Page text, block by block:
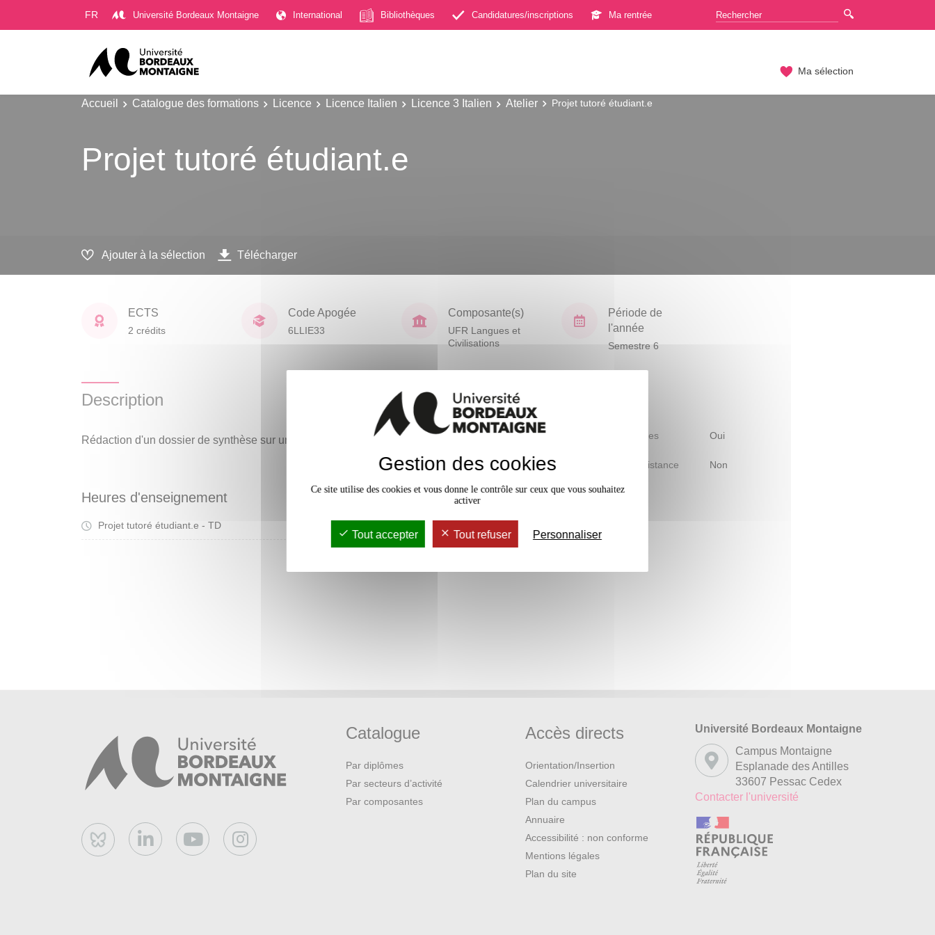
FR Université Bordeaux Montaigne International Bibliothèques Candidatures/inscriptions Ma rentrée
Ma sélection
Accueil Catalogue des formations Licence Licence Italien Licence 3 Italien Atelier Projet tutoré étudiant.e
Projet tutoré étudiant.e
Ajouter à la sélection Télécharger
ECTS
2 crédits
Code Apogée
6LLIE33
Composante(s)
UFR Langues et
Civilisations
Période de
l'année
Semestre 6
Description
Rédaction d'un dossier de synthèse sur un petit projet de recherche personnelle
Heures d'enseignement
Projet tutoré étudiant.e - TD
Mobilité d'études Oui
Accessible à distance Non
Bluesky
Catalogue
Par diplômes
Par secteurs d’activité
Par composantes
Accès directs
Orientation/Insertion
Calendrier universitaire
Plan du campus
Annuaire
Accessibilité : non conforme
Mentions légales
Plan du site
Université Bordeaux Montaigne
Campus Montaigne
Esplanade des Antilles
33607 Pessac Cedex
Contacter l'université
Gestion des cookies
Ce site utilise des cookies et vous donne le contrôle sur ceux que vous souhaitez
activer
Tout accepter Tout refuser Personnaliser